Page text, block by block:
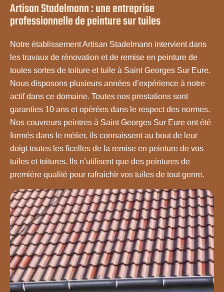
Artisan Stadelmann : une entreprise
professionnelle de peinture sur tuiles
Notre établissement Artisan Stadelmann intervient dans
les travaux de rénovation et de remise en peinture de
toutes sortes de toiture et tuile à Saint Georges Sur Eure.
Nous disposons plusieurs années d’expérience à notre
actif dans ce domaine. Toutes nos prestations sont
garanties 10 ans et opérées dans le respect des normes.
Nos couvreurs peintres à Saint Georges Sur Eure ont été
formés dans le métier, ils connaissent au bout de leur
doigt toutes les ficelles de la remise en peinture de vos
tuiles et toitures. Ils n’utilisent que des peintures de
première qualité pour rafraichir vos tuiles de tout genre.